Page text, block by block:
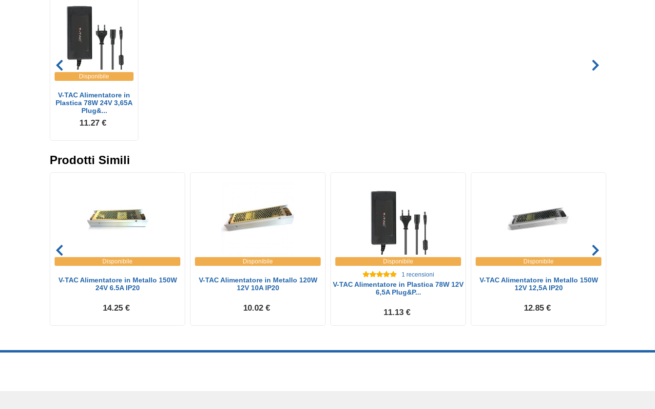
Disponibile
V-TAC Alimentatore in
Plastica 78W 24V 3,65A
Plug&...
11.27 €
Prodotti Simili
Disponibile
V-TAC Alimentatore in Metallo 150W
24V 6.5A IP20
14.25 €
Disponibile
V-TAC Alimentatore in Metallo 120W
12V 10A IP20
10.02 €
Disponibile
1 recensioni
V-TAC Alimentatore in Plastica 78W 12V
6,5A Plug&P...
11.13 €
Disponibile
V-TAC Alimentatore in Metallo 150W
12V 12,5A IP20
12.85 €